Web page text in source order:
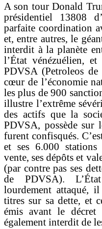
A son tour Donald
présidentiel 13808
parfaite coordination
et, entre autres, le
interdit à la planète
l’État vénézuélien,
PDVSA (Petroleos de
cœur de l’économie
les plus de 900
illustre l’extrême
des actifs que la
PDVSA, possède sur
furent confisqués.
et ses 6.000 stations
vente, ses dépôts et
(par contre pas ses
de PDVSA).
lourdement attaqué,
titres sur sa dette, et
émis avant le
également interdit de